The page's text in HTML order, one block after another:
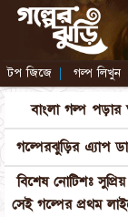
টপ জিজে | গল্প লিখুন
বাংলা গল্প
গল্পেরঝুড়ির এ্যাপ
বিশেষ নোটিশঃ
সেই গল্পের প্রথম